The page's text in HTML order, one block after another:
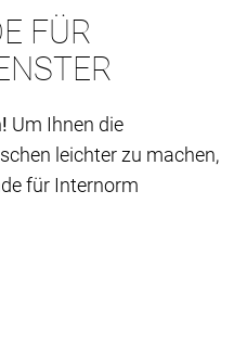
FÜR
Um Ihnen die
leichter zu machen,
für Internorm